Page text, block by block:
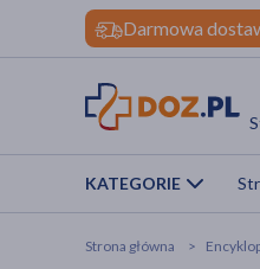
Darmowa
KATEGORIE
Strona główna